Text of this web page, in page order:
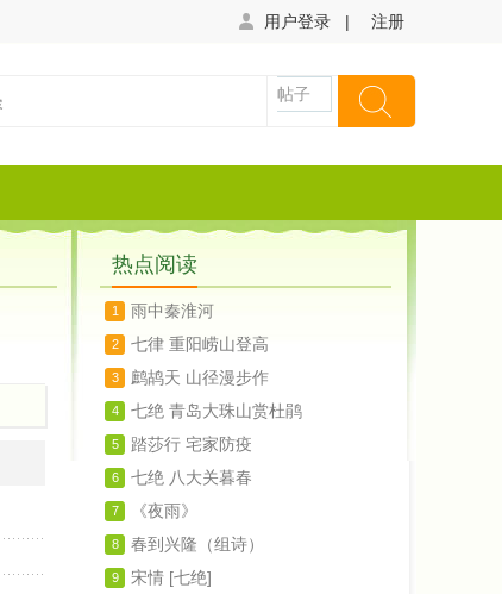
用户登录 | 注册
帖子
热点阅读
1 雨中秦淮河
2 七律 重阳崂山登高
3 鹧鸪天 山径漫步作
4 七绝 青岛大珠山赏杜鹃
5 踏莎行 宅家防疫
6 七绝 八大关暮春
7 《夜雨》
8 春到兴隆（组诗）
9 宋情 [七绝]